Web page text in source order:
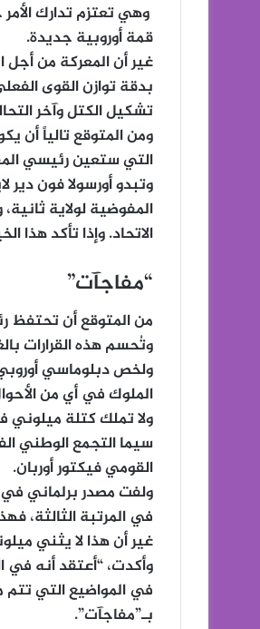
وهي تعتزم تدارك
قمة أوروبية جديدة.
غير أن المعركة من أجل
بدقة توازن القوى
تشكيل الكتل وآخر
التي ستعين رئيسي
وتبدو أورسولا فون
المفوضية لولاية
الاتحاد. وإذا تأكد هذا
“مفاجآت”
من المتوقع أن تحتفظ
وتُحسم هذه القرارات بالغالبية الموصوفة
ولخص دبلوماسي
الملوك في أي من
ولا تملك كتلة ميلوني
سيما التجمع الوطني
القومي فيكتور أوربان.
ولفت مصدر برلماني في
في المرتبة الثالثة،
غير أن هذا لا يثني
وأكدت، “أعتقد أنه في
في المواضيع التي تتم
بـ”مفاجآت”.